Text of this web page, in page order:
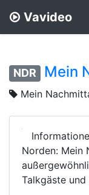
Vavideo
NDR Mein
Mein
Norden: Mein
Talkgäste